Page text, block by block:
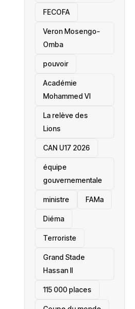
‎FECOFA
Veron Mosengo-
Omba
pouvoir
Académie
Mohammed VI
La relève des
Lions
CAN U17 2026
équipe
gouvernementale
ministre FAMa
Diéma
Terroriste
Grand Stade
Hassan II
115 000 places